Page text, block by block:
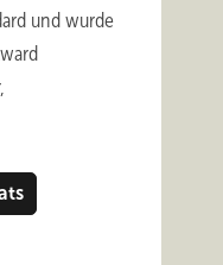
und wurde